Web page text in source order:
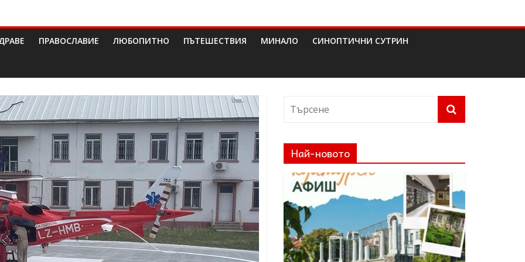
ПРАВОСЛАВИЕ ЛЮБОПИТНО ПЪТЕШЕСТВИЯ МИНАЛО СИНОПТИЧНИ СУТРИН
Най-новото